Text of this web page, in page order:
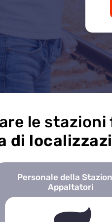
le
di
Personale della
Appaltatori